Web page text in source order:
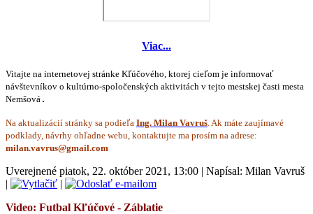
Viac...
Vitajte na internetovej stránke Kľúčového, ktorej cieľom je informovať
návštevníkov o kultúrno-spoločenských aktivitách v tejto mestskej časti mesta
Nemšová .
Na aktualizácií stránky sa podieľa Ing. Milan Vavruš . Ak máte zaujímavé
podklady, návrhy ohľadne webu, kontaktujte ma prosím na adrese:
Uverejnené piatok, 22. október 2021, 13:00 | Napísal: Milan Vavruš
|
|
Video: Futbal Kľúčové - Záblatie